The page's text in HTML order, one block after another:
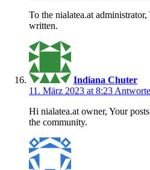
To the nialatea.at
written.
Indiana Chuter
11. März 2023 at 8:23
Hi nialatea.at owner, Your
the community.